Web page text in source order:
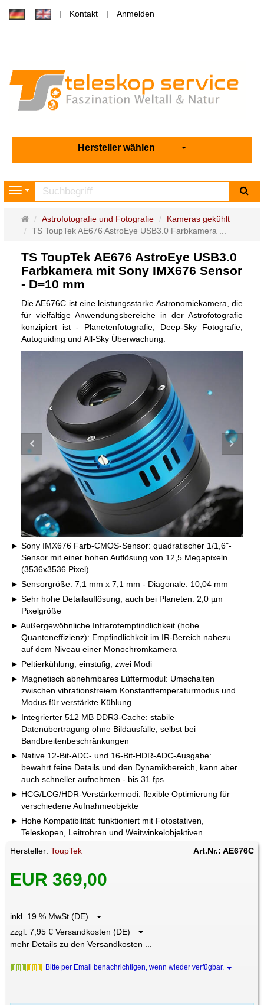
Kontakt Anmelden
Hersteller wählen
Navigation
Startseite
Astrofotografie und Fotografie
Kameras gekühlt
TS ToupTek AE676 AstroEye USB3.0 Farbkamera ...
TS ToupTek AE676 AstroEye USB3.0
Farbkamera mit Sony IMX676 Sensor
- D=10 mm
Die AE676C ist eine leistungsstarke Astronomiekamera, die
für vielfältige Anwendungsbereiche in der Astrofotografie
konzipiert ist - Planetenfotografie, Deep-Sky Fotografie,
Autoguiding und All-Sky Überwachung.
Sony IMX676 Farb-CMOS-Sensor: quadratischer 1/1,6"-
Sensor mit einer hohen Auflösung von 12,5 Megapixeln
(3536x3536 Pixel)
Sensorgröße: 7,1 mm x 7,1 mm - Diagonale: 10,04 mm
Sehr hohe Detailauflösung, auch bei Planeten: 2,0 µm
Pixelgröße
Außergewöhnliche Infrarotempfindlichkeit (hohe
Quanteneffizienz): Empfindlichkeit im IR-Bereich nahezu
auf dem Niveau einer Monochromkamera
Peltierkühlung, einstufig, zwei Modi
Magnetisch abnehmbares Lüftermodul: Umschalten
zwischen vibrationsfreiem Konstanttemperaturmodus und
Modus für verstärkte Kühlung
Integrierter 512 MB DDR3-Cache: stabile
Datenübertragung ohne Bildausfälle, selbst bei
Bandbreitenbeschränkungen
Native 12-Bit-ADC- und 16-Bit-HDR-ADC-Ausgabe:
bewahrt feine Details und den Dynamikbereich, kann aber
auch schneller aufnehmen - bis 31 fps
HCG/LCG/HDR-Verstärkermodi: flexible Optimierung für
verschiedene Aufnahmeobjekte
Hohe Kompatibilität: funktioniert mit Fotostativen,
Teleskopen, Leitrohren und Weitwinkelobjektiven
Hersteller:ToupTek Art.Nr.: AE676C
EUR 369,00
inkl. 19 % MwSt (DE)
zzgl. 7,95 € Versandkosten (DE)
mehr Details zu den Versandkosten ...
Bitte per Email benachrichtigen, wenn wieder verfügbar.